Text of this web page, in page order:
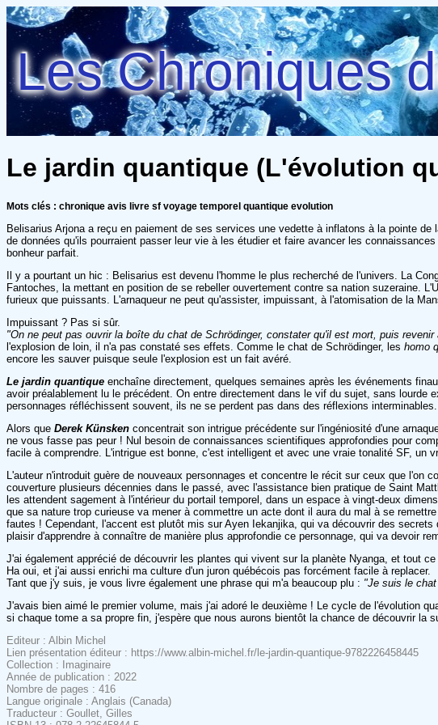
Les Chroniques
Le jardin quantique (L'évolution
Mots clés : chronique avis livre sf voyage temporel quantique evolution
Belisarius Arjona a reçu en paiement de ses services une vedette à inflatons à la pointe
de données qu'ils pourraient passer leur vie à les étudier et faire avancer les
bonheur parfait.
Il y a pourtant un hic : Belisarius est devenu l'homme le plus recherché de l'univers. La
Fantoches, la mettant en position de se rebeller ouvertement contre sa nation suzeraine.
furieux que puissants. L'arnaqueur ne peut qu'assister, impuissant, à l'atomisation de la
Impuissant ? Pas si sûr.
"On ne peut pas ouvrir la boîte du chat de Schrödinger, constater qu'il est mort, puis
l'explosion de loin, il n'a pas constaté ses effets. Comme le chat de Schrödinger, les homo
encore les sauver puisque seule l'explosion est un fait avéré.
Le jardin quantique enchaîne directement, quelques semaines après les événements
avoir préalablement lu le précédent. On entre directement dans le vif du sujet, sans
personnages réfléchissent souvent, ils ne se perdent pas dans des réflexions interminables.
Alors que Derek Künsken concentrait son intrigue précédente sur l'ingéniosité d'une
ne vous fasse pas peur ! Nul besoin de connaissances scientifiques approfondies pour
facile à comprendre. L'intrigue est bonne, c'est intelligent et avec une vraie tonalité SF, un
L'auteur n'introduit guère de nouveaux personnages et concentre le récit sur ceux que
couverture plusieurs décennies dans le passé, avec l'assistance bien pratique de Saint
les attendent sagement à l'intérieur du portail temporel, dans un espace à vingt-deux
que sa nature trop curieuse va mener à commettre un acte dont il aura du mal à se
fautes ! Cependant, l'accent est plutôt mis sur Ayen Iekanjika, qui va découvrir des
plaisir d'apprendre à connaître de manière plus approfondie ce personnage, qui va devoir
J'ai également apprécié de découvrir les plantes qui vivent sur la planète Nyanga, et tout
Ha oui, et j'ai aussi enrichi ma culture d'un juron québécois pas forcément facile à replacer.
Tant que j'y suis, je vous livre également une phrase qui m'a beaucoup plu : "Je suis le
J'avais bien aimé le premier volume, mais j'ai adoré le deuxième ! Le cycle de l'évolution
si chaque tome a sa propre fin, j'espère que nous aurons bientôt la chance de découvrir la
Editeur : Albin Michel
Lien présentation éditeur : https://www.albin-michel.fr/le-jardin-quantique-9782226458445
Collection : Imaginaire
Année de publication : 2022
Nombre de pages : 416
Langue originale : Anglais (Canada)
Traducteur : Goullet, Gilles